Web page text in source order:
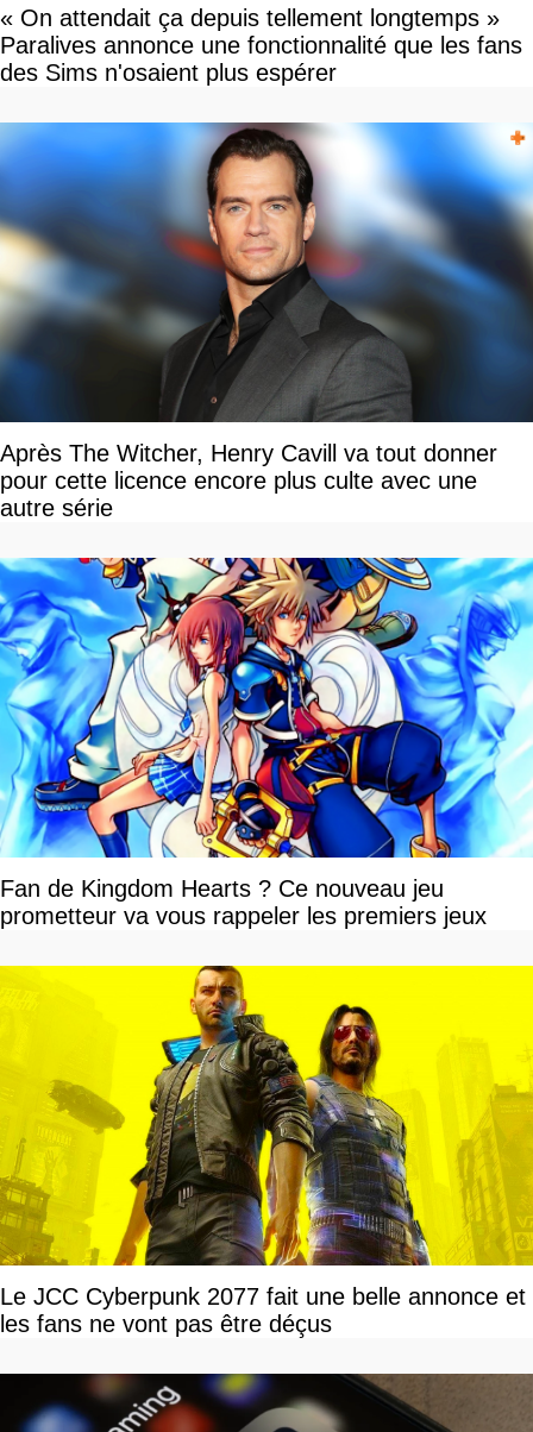
« On attendait ça depuis tellement longtemps »
Paralives annonce une fonctionnalité que les fans
des Sims n'osaient plus espérer
Après The Witcher, Henry Cavill va tout donner
pour cette licence encore plus culte avec une
autre série
Fan de Kingdom Hearts ? Ce nouveau jeu
prometteur va vous rappeler les premiers jeux
Le JCC Cyberpunk 2077 fait une belle annonce et
les fans ne vont pas être déçus